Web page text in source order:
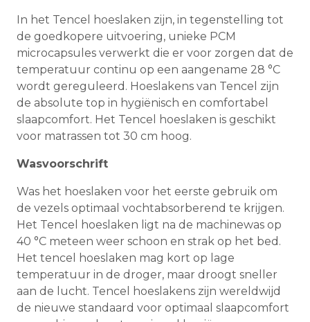
In het Tencel hoeslaken zijn, in tegenstelling tot
de goedkopere uitvoering, unieke PCM
microcapsules verwerkt die er voor zorgen dat de
temperatuur continu op een aangename 28 °C
wordt gereguleerd. Hoeslakens van Tencel zijn
de absolute top in hygiënisch en comfortabel
slaapcomfort. Het Tencel hoeslaken is geschikt
voor matrassen tot 30 cm hoog.
Wasvoorschrift
Was het hoeslaken voor het eerste gebruik om
de vezels optimaal vochtabsorberend te krijgen.
Het Tencel hoeslaken ligt na de machinewas op
40 °C meteen weer schoon en strak op het bed.
Het tencel hoeslaken mag kort op lage
temperatuur in de droger, maar droogt sneller
aan de lucht. Tencel hoeslakens zijn wereldwijd
de nieuwe standaard voor optimaal slaapcomfort